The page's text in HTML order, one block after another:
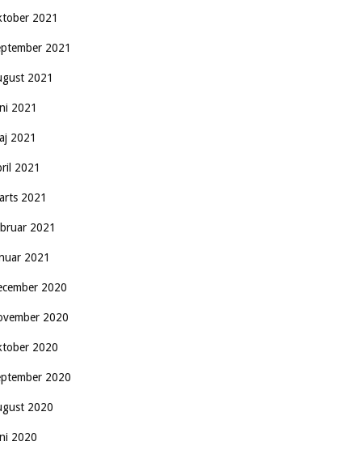
2021
2021
2021
2021
2021
2021
2021
2021
2021
2020
2020
2020
2020
2020
2020